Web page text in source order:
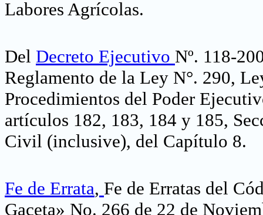
Labores Agrícolas.
Del Decreto Ejecutivo Nº. 118-
Reglamento de la Ley N°. 290,
Procedimientos del Poder
artículos 182, 183, 184 y 185,
Civil (inclusive), del Capítulo 8.
Fe de Errata, Fe de Erratas del
Gaceta» No. 266 de 22 de